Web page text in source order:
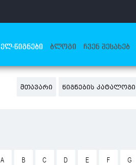
ᲔᲚ-ᲬᲘᲒᲜᲔᲑᲘ ᲑᲚᲝᲒᲘ ᲩᲕᲔᲜ ᲨᲔᲡᲐᲮᲔᲑ
ᲛᲗᲐᲕᲐᲠᲘ ᲬᲘᲒᲜᲔᲑᲘᲡ ᲙᲐᲢᲐᲚᲝᲒᲘ
A B C D E F G